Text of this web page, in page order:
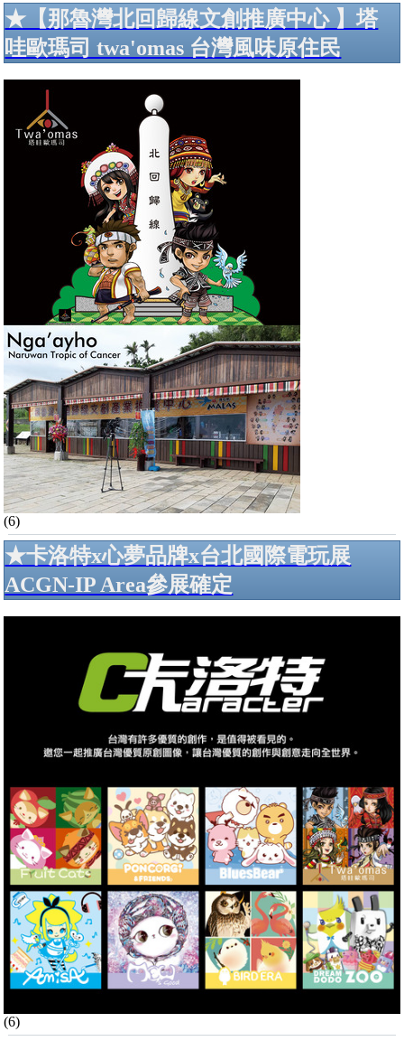
★【那魯灣北回歸線文創推廣中心 】塔
哇歐瑪司 twa'omas 台灣風味原住民
(6)
★卡洛特x心夢品牌x台北國際電玩展
ACGN-IP Area參展確定
(6)